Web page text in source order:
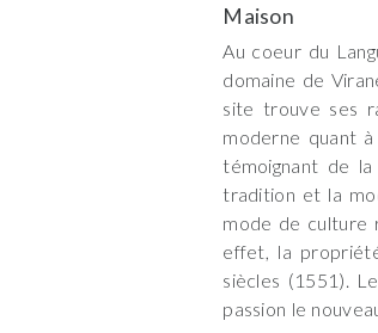
Maison
Au coeur du
domaine de
site trouve ses
moderne quant
témoignant de
tradition et la
mode de culture
effet, la
siècles (1551).
passion le